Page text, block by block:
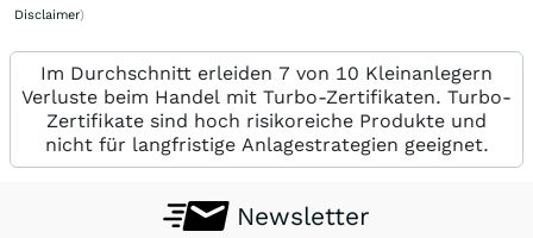
Disclaimer)
Im Durchschnitt erleiden 7 von 10 Kleinanlegern
Verluste beim Handel mit Turbo-Zertifikaten. Turbo-
Zertifikate sind hoch risikoreiche Produkte und
nicht für langfristige Anlagestrategien geeignet.
Newsletter